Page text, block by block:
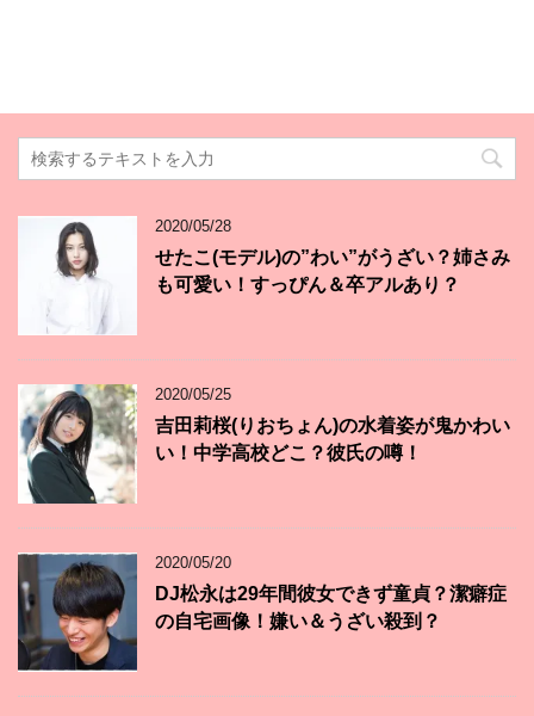
2020/05/28
せたこ(モデル)の”わい”がうざい？姉さみ
も可愛い！すっぴん＆卒アルあり？
2020/05/25
吉田莉桜(りおちょん)の水着姿が鬼かわい
い！中学高校どこ？彼氏の噂！
2020/05/20
DJ松永は29年間彼女できず童貞？潔癖症
の自宅画像！嫌い＆うざい殺到？